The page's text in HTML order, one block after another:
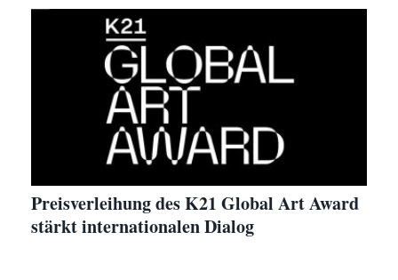
Preisverleihung des K21 Global Art Award
stärkt internationalen Dialog